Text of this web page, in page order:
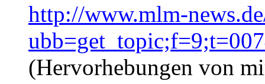
http://www.mlm-
(Hervorhebungen von